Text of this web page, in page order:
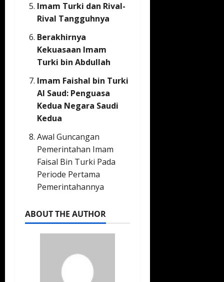
Imam Turki dan Rival-
Rival Tangguhnya
Berakhirnya
Kekuasaan Imam
Turki bin Abdullah
Imam Faishal bin Turki
Al Saud: Penguasa
Kedua Negara Saudi
Kedua
Awal Guncangan
Pemerintahan Imam
Faisal Bin Turki Pada
Periode Pertama
Pemerintahannya
ABOUT THE AUTHOR